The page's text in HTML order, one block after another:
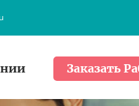
Заказать